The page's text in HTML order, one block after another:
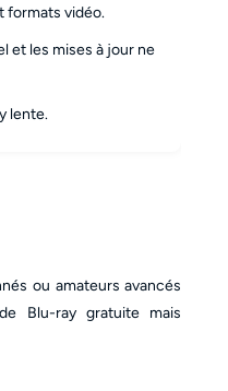
formats vidéo.
et les mises à jour ne
lente.
ou amateurs avancés
Blu-ray gratuite mais